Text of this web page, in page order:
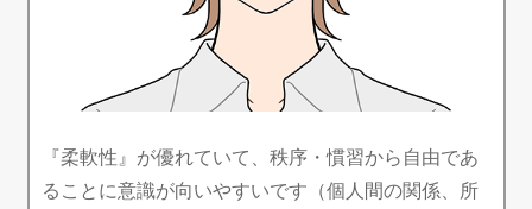
『柔軟性』が優れていて、秩序・慣習から自由であ
ることに意識が向いやすいです（個人間の関係、所